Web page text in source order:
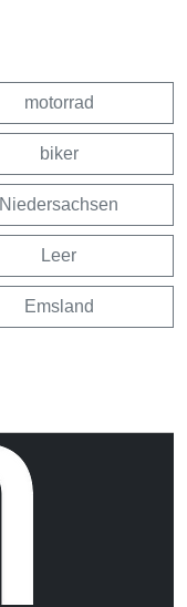
motorrad
biker
Niedersachsen
Leer
Emsland